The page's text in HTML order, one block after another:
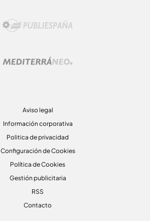
Aviso legal
Información corporativa
Politica de privacidad
Configuración de Cookies
Política de Cookies
Gestión publicitaria
RSS
Contacto